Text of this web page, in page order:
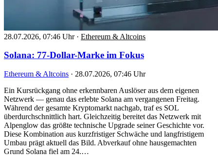
28.07.2026, 07:46 Uhr · Ethereum & Altcoins
Solana: 77-Dollar-Marke im Fokus
Ethereum & Altcoins · 28.07.2026, 07:46 Uhr
Ein Kursrückgang ohne erkennbaren Auslöser aus dem eigenen
Netzwerk — genau das erlebte Solana am vergangenen Freitag.
Während der gesamte Kryptomarkt nachgab, traf es SOL
überdurchschnittlich hart. Gleichzeitig bereitet das Netzwerk mit
Alpenglow das größte technische Upgrade seiner Geschichte vor.
Diese Kombination aus kurzfristiger Schwäche und langfristigem
Umbau prägt aktuell das Bild. Abverkauf ohne hausgemachten
Grund Solana fiel am 24.…